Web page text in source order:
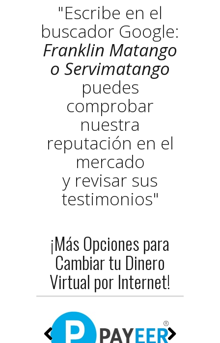
"Escribe en el
buscador Google:
Franklin Matango
o Servimatango
puedes
comprobar
nuestra
reputación en el
mercado
y revisar sus
testimonios"
¡Más Opciones para
Cambiar tu Dinero
Virtual por Internet!